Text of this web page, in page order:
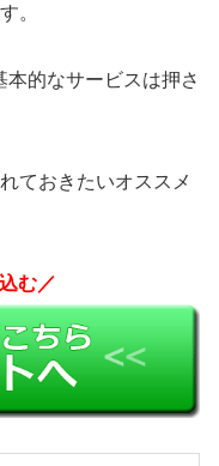
。
的なサービスは押さ
ておきたいオススメ
む／